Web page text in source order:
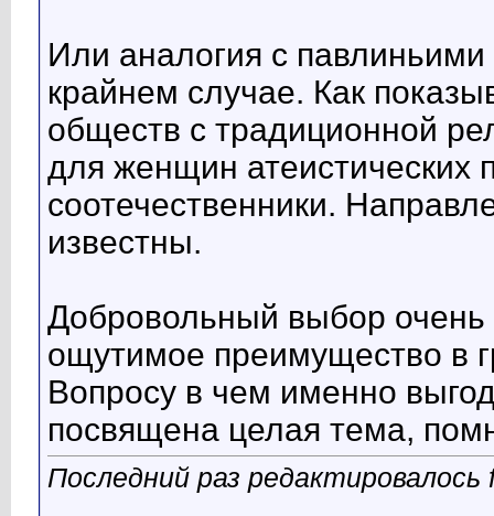
Или аналогия с
крайнем случае. Как
обществ с традиционной
для женщин атеистических
соотечественники.
известны.
Добровольный выбор очень
ощутимое преимущество в
Вопросу в чем именно
посвящена целая тема,
Последний раз редактировалось